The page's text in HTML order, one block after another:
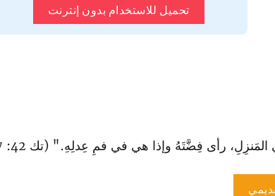
تحميل للاستخدام بدون إنترنت
رأى فِضَّتَهُ وإذا هي في فمِ عِدلِهِ." (تك 42: 27).